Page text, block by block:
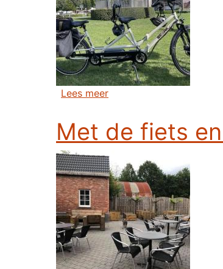
Lees meerover Zondagstocht
Met de fiets